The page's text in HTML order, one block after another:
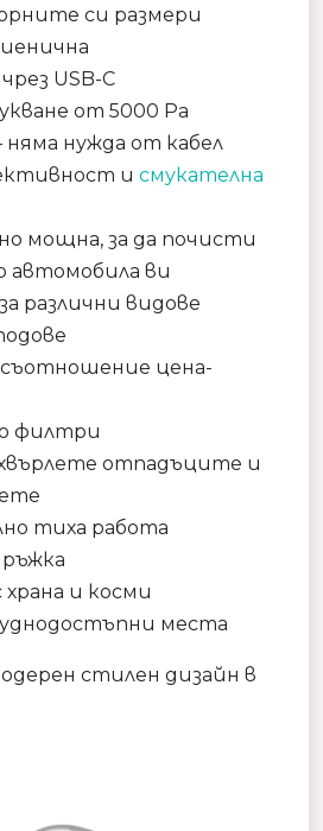
си размери
USB-C
от 5000 Pa
няма нужда от кабел
и смукателна
мощна, за да почисти
автомобила ви
различни видове
цена-
филтри
отпадъците и
тиха работа
храна и косми
места
стилен дизайн в